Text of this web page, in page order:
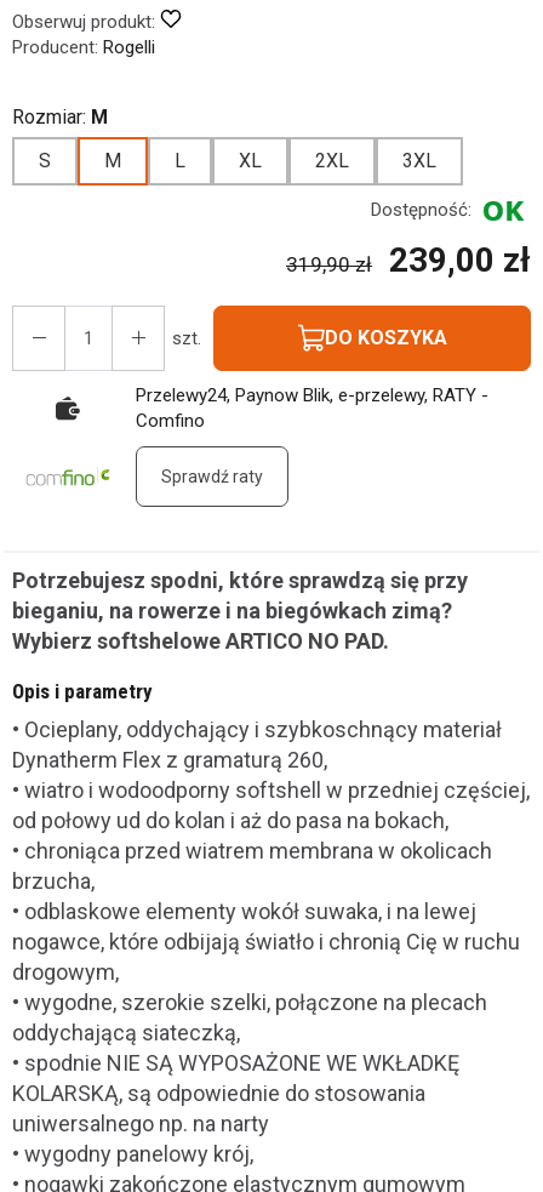
Obserwuj produkt:
Producent: Rogelli
Rozmiar: M
S
M L XL 2XL 3XL
Dostępność:
319,90 zł 239,00 zł
szt. DO KOSZYKA
Przelewy24, Paynow Blik, e-przelewy, RATY -
Comfino
Sprawdź raty
Potrzebujesz spodni, które sprawdzą się przy
bieganiu, na rowerze i na biegówkach zimą?
Wybierz softshelowe ARTICO NO PAD.
Opis i parametry
• Ocieplany, oddychający i szybkoschnący materiał
Dynatherm Flex z gramaturą 260,
• wiatro i wodoodporny softshell w przedniej częściej,
od połowy ud do kolan i aż do pasa na bokach,
• chroniąca przed wiatrem membrana w okolicach
brzucha,
• odblaskowe elementy wokół suwaka, i na lewej
nogawce, które odbijają światło i chronią Cię w ruchu
drogowym,
• wygodne, szerokie szelki, połączone na plecach
oddychającą siateczką,
• spodnie NIE SĄ WYPOSAŻONE WE WKŁADKĘ
KOLARSKĄ, są odpowiednie do stosowania
uniwersalnego np. na narty
• wygodny panelowy krój,
• nogawki zakończone elastycznym gumowym